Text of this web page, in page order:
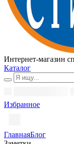
Интернет-магазин
Каталог
Избранное
ГлавнаяБлог